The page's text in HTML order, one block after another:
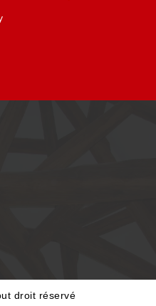
droit réservé